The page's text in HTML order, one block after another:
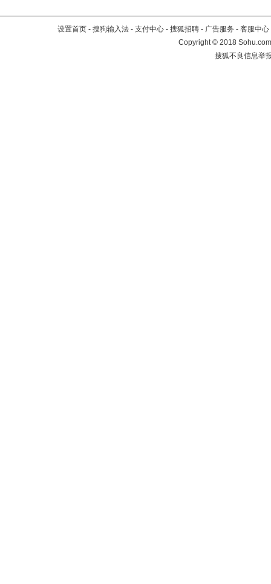
设置首页 - 搜狗输入法 - 支付中心 - 搜狐招聘 - 广告服务 - 客服中心
Copyright©2018
搜狐不良信息举